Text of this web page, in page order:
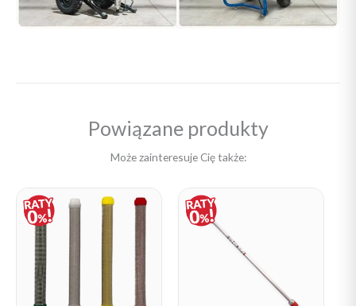
Powiązane produkty
Może zainteresuje Cię także: